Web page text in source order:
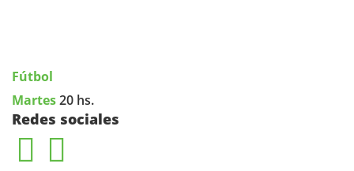
Fútbol
Martes20 hs.
Redes sociales